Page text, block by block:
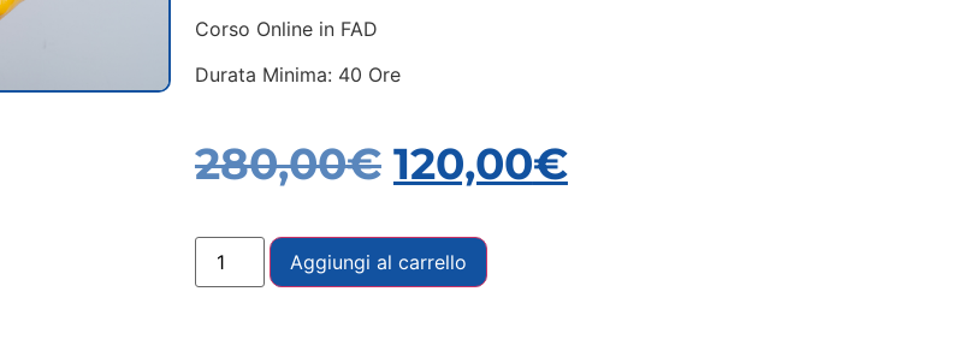
Corso Online in FAD
Durata Minima: 40 Ore
280,00€ 120,00€
Aggiungi al carrello